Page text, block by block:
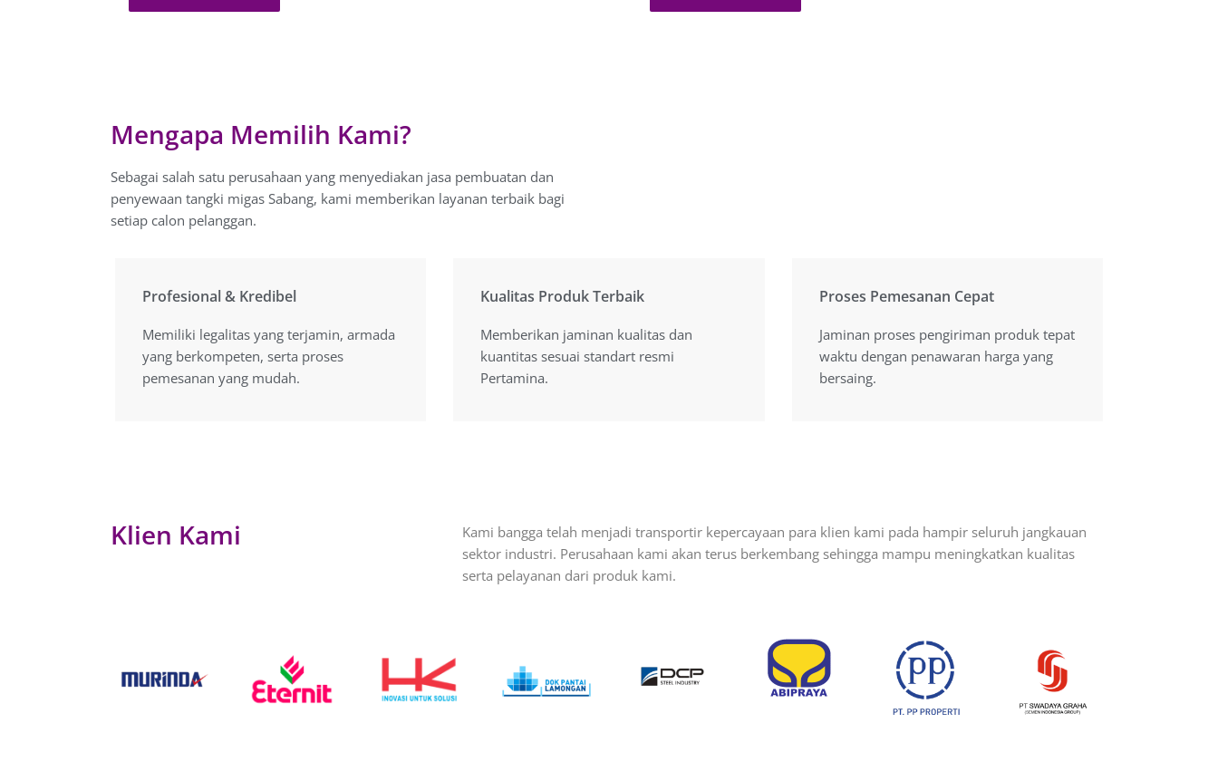
Mengapa Memilih Kami?
Sebagai salah satu perusahaan yang menyediakan jasa pembuatan dan
penyewaan tangki migas Sabang, kami memberikan layanan terbaik bagi
setiap calon pelanggan.
Profesional & Kredibel
Memiliki legalitas yang terjamin, armada
yang berkompeten, serta proses
pemesanan yang mudah.
Profesional & Kredibel
Memiliki legalitas yang terjamin, armada
yang berkompeten, serta proses
pemesanan yang mudah.
Kualitas Produk Terbaik
Memberikan jaminan kualitas dan
kuantitas sesuai standart resmi
Pertamina.
Kualitas Produk Terbaik
Memberikan jaminan kualitas dan
kuantitas sesuai standart resmi
Pertamina.
Proses Pemesanan Cepat
Jaminan proses pengiriman produk tepat
waktu dengan penawaran harga yang
bersaing.
Proses Pemesanan Cepat
Jaminan proses pengiriman produk tepat
waktu dengan penawaran harga yang
bersaing.
Klien Kami
Kami bangga telah menjadi transportir kepercayaan para klien kami pada hampir seluruh jangkauan
sektor industri. Perusahaan kami akan terus berkembang sehingga mampu meningkatkan kualitas
serta pelayanan dari produk kami.